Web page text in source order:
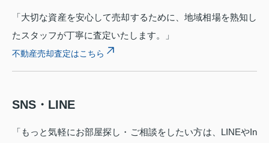
「大切な資産を安心して売却するために、地域相場を熟知し
たスタッフが丁寧に査定いたします。」
不動産売却査定はこちら
SNS・LINE
「もっと気軽にお部屋探し・ご相談をしたい方は、LINEやIn